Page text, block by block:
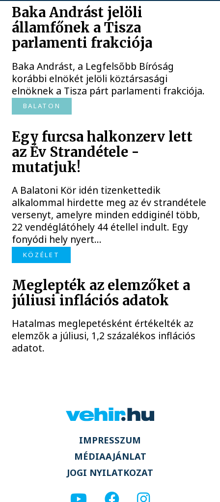
Baka Andrást jelöli
államfőnek a Tisza
parlamenti frakciója
Baka Andrást, a Legfelsőbb Bíróság
korábbi elnökét jelöli köztársasági
elnöknek a Tisza párt parlamenti frakciója.
BALATON
Egy furcsa halkonzerv lett
az Év Strandétele -
mutatjuk!
A Balatoni Kör idén tizenkettedik
alkalommal hirdette meg az év strandétele
versenyt, amelyre minden eddiginél több,
22 vendéglátóhely 44 étellel indult. Egy
fonyódi hely nyert...
KÖZÉLET
Meglepték az elemzőket a
júliusi inflációs adatok
Hatalmas meglepetésként értékelték az
elemzők a júliusi, 1,2 százalékos inflációs
adatot.
IMPRESSZUM
MÉDIAAJÁNLAT
JOGI NYILATKOZAT